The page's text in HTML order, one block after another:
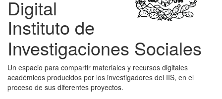
Digital
Instituto de
Investigaciones Sociales
Un espacio para compartir materiales y recursos digitales
académicos producidos por los investigadores del IIS, en el
proceso de sus diferentes proyectos.